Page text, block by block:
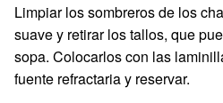
Limpiar los sombreros de los
suave y retirar los tallos, que
sopa. Colocarlos con las
fuente refractaria y reservar.